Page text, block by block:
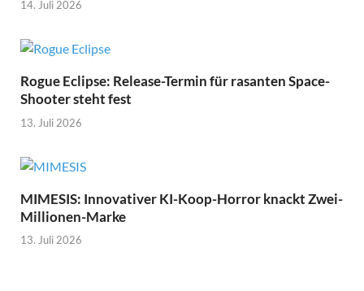
14. Juli 2026
Rogue Eclipse: Release-Termin für rasanten Space-
Shooter steht fest
13. Juli 2026
MIMESIS: Innovativer KI-Koop-Horror knackt Zwei-
Millionen-Marke
13. Juli 2026